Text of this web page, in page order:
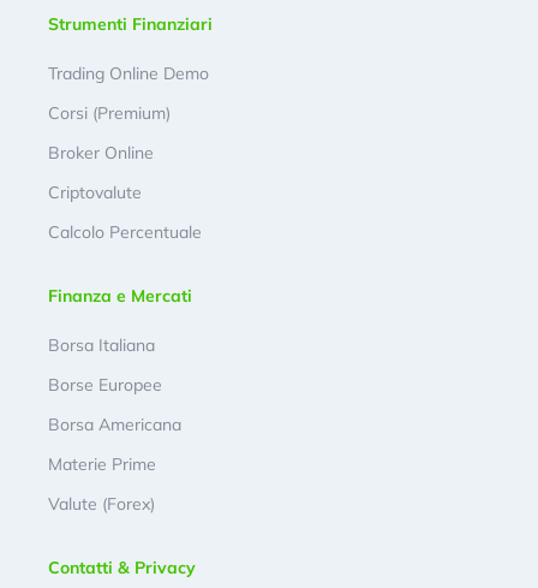
Strumenti Finanziari
Trading Online Demo
Corsi (Premium)
Broker Online
Criptovalute
Calcolo Percentuale
Finanza e Mercati
Borsa Italiana
Borse Europee
Borsa Americana
Materie Prime
Valute (Forex)
Contatti & Privacy